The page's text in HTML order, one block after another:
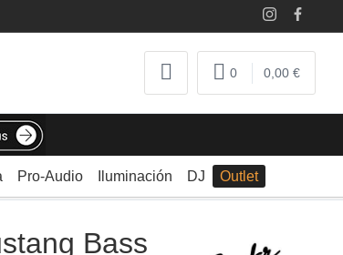
0 0,00 €
Pro-Audio Iluminación DJ Outlet
Bass